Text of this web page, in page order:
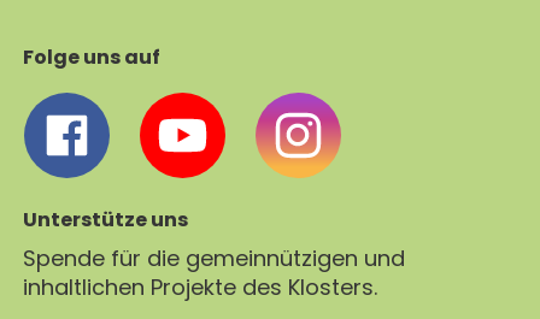
Folge uns auf
Unterstütze uns
Spende für die gemeinnützigen und
inhaltlichen Projekte des Klosters.